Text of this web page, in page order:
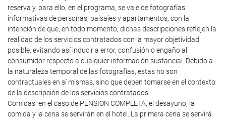
reserva y, para ello, en el programa, se vale de fotografías
informativas de personas, paisajes y apartamentos, con la
intención de que, en todo momento, dichas descripciones reflejen la
realidad de los servicios contratados con la mayor objetividad
posible, evitando así inducir a error, confusión o engaño al
consumidor respecto a cualquier información sustancial. Debido a
la naturaleza temporal de las fotografías, estas no son
contractuales en sí mismas, sino que deben tomarse en el contexto
de la descripción de los servicios contratados.
Comidas: en el caso de PENSION COMPLETA, el desayuno, la
comida y la cena se servirán en el hotel. La primera cena se servirá